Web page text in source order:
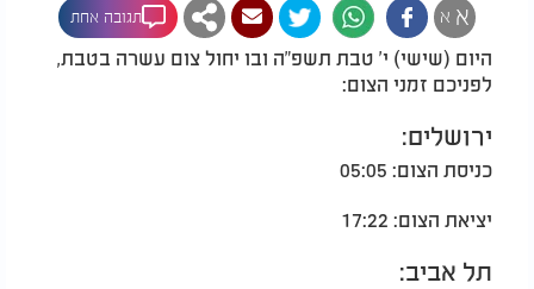
א א תגובה אחת
היום (שישי) י' טבת תשפ"ה ובו יחול צום עשרה בטבת,
לפניכם זמני הצום:
ירושלים:
כניסת הצום: 05:05
יציאת הצום: 17:22
תל אביב: